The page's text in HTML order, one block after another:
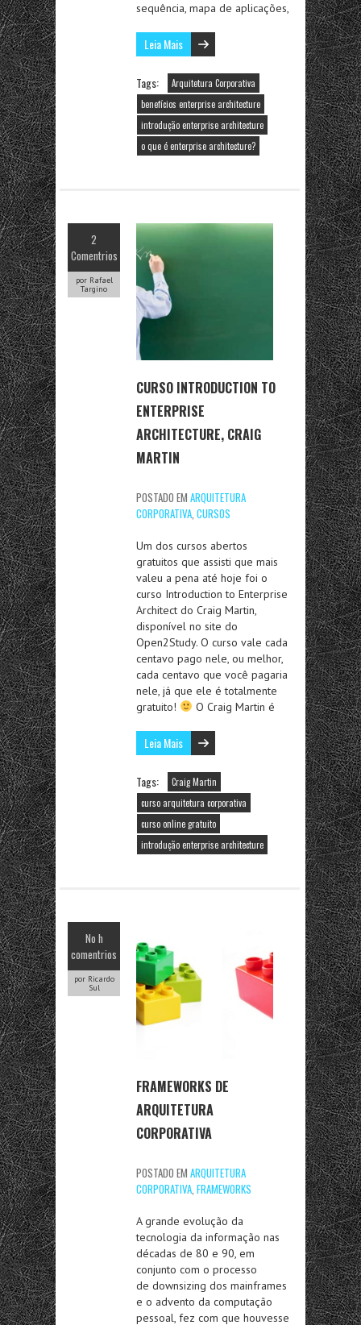
sequência, mapa de aplicações,
Leia Mais
Tags:
Arquitetura Corporativa
benefícios enterprise architecture
introdução enterprise architecture
o que é enterprise architecture?
2
Comentrios
por Rafael
Targino
CURSO INTRODUCTION TO
ENTERPRISE
ARCHITECTURE, CRAIG
MARTIN
POSTADO EM ARQUITETURA
CORPORATIVA, CURSOS
Um dos cursos abertos
gratuitos que assisti que mais
valeu a pena até hoje foi o
curso Introduction to Enterprise
Architect do Craig Martin,
disponível no site do
Open2Study. O curso vale cada
centavo pago nele, ou melhor,
cada centavo que você pagaria
nele, já que ele é totalmente
gratuito!
O Craig Martin é
Leia Mais
Tags:
Craig Martin
curso arquitetura corporativa
curso online gratuito
introdução enterprise architecture
No h
comentrios
por Ricardo
Sul
FRAMEWORKS DE
ARQUITETURA
CORPORATIVA
POSTADO EM ARQUITETURA
CORPORATIVA, FRAMEWORKS
A grande evolução da
tecnologia da informação nas
décadas de 80 e 90, em
conjunto com o processo
de downsizing dos mainframes
e o advento da computação
pessoal, fez com que houvesse